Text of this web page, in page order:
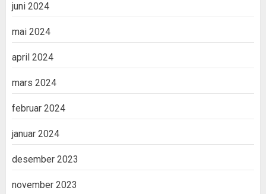
juni 2024
mai 2024
april 2024
mars 2024
februar 2024
januar 2024
desember 2023
november 2023